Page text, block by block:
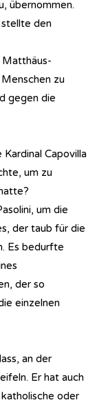
übernommen.
den
Matthäus-
zu
gegen die
Capovilla
um zu
um die
der taub für die
Es bedurfte
der so
einzelnen
an der
Er hat auch
oder